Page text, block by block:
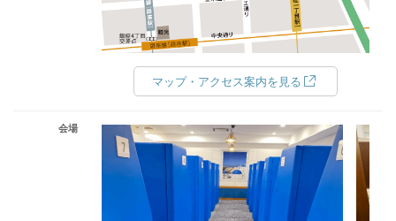
マップ・アクセス案内を見る
会場